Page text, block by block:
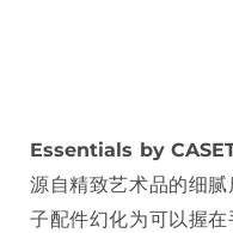
Essentials by
源自精致艺术品的细
子配件幻化为可以握